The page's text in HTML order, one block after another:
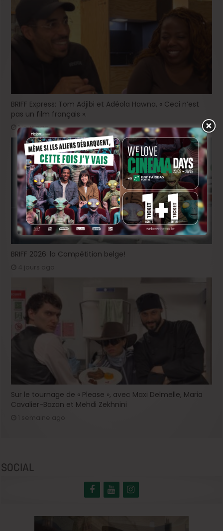
BRIFF Express: Tom Adjibi et Adéola Hawna, « Ceci n’est
pas un film français ».
1 jour ago
BRIFF 2026: la Compétition belge!
4 jours ago
Sur le tournage de « Please », avec Maxi Delmelle, Maria
Cavalier-Bazan et Mehdi Zekhnini
SOCIAL